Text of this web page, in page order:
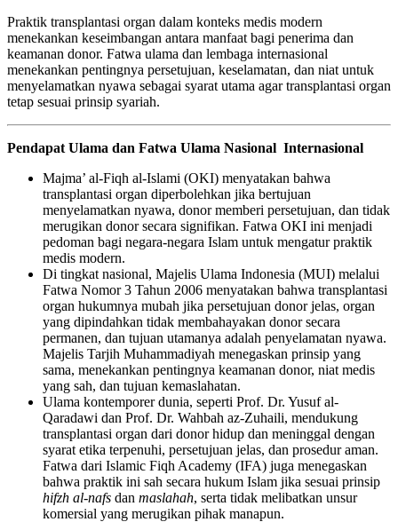
Praktik transplantasi organ dalam konteks medis modern
menekankan keseimbangan antara manfaat bagi penerima dan
keamanan donor. Fatwa ulama dan lembaga internasional
menekankan pentingnya persetujuan, keselamatan, dan niat untuk
menyelamatkan nyawa sebagai syarat utama agar transplantasi organ
tetap sesuai prinsip syariah.
Pendapat Ulama dan Fatwa Ulama Nasional Internasional
Majma’ al-Fiqh al-Islami (OKI) menyatakan bahwa
transplantasi organ diperbolehkan jika bertujuan
menyelamatkan nyawa, donor memberi persetujuan, dan tidak
merugikan donor secara signifikan. Fatwa OKI ini menjadi
pedoman bagi negara-negara Islam untuk mengatur praktik
medis modern.
Di tingkat nasional, Majelis Ulama Indonesia (MUI) melalui
Fatwa Nomor 3 Tahun 2006 menyatakan bahwa transplantasi
organ hukumnya mubah jika persetujuan donor jelas, organ
yang dipindahkan tidak membahayakan donor secara
permanen, dan tujuan utamanya adalah penyelamatan nyawa.
Majelis Tarjih Muhammadiyah menegaskan prinsip yang
sama, menekankan pentingnya keamanan donor, niat medis
yang sah, dan tujuan kemaslahatan.
Ulama kontemporer dunia, seperti Prof. Dr. Yusuf al-
Qaradawi dan Prof. Dr. Wahbah az-Zuhaili, mendukung
transplantasi organ dari donor hidup dan meninggal dengan
syarat etika terpenuhi, persetujuan jelas, dan prosedur aman.
Fatwa dari Islamic Fiqh Academy (IFA) juga menegaskan
bahwa praktik ini sah secara hukum Islam jika sesuai prinsip
hifzh al-nafs dan maslahah, serta tidak melibatkan unsur
komersial yang merugikan pihak manapun.